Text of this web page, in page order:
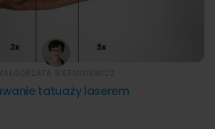
tatuaży laserem